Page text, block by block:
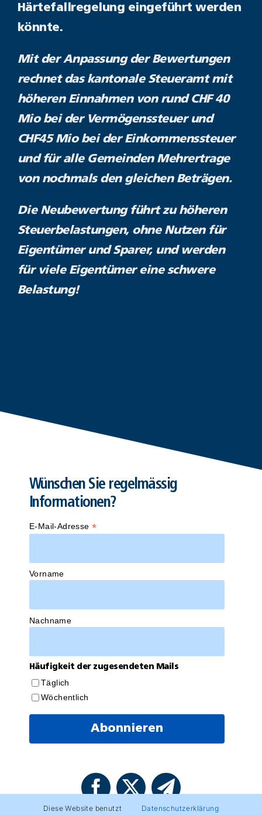
Härtefallregelung eingeführt werden
könnte.
Mit der Anpassung der Bewertungen
rechnet das kantonale Steueramt mit
höheren Einnahmen von rund CHF 40
Mio bei der Vermögenssteuer und
CHF45 Mio bei der Einkommenssteuer
und für alle Gemeinden Mehrertrage
von nochmals den gleichen Beträgen.
Die Neubewertung führt zu höheren
Steuerbelastungen, ohne Nutzen für
Eigentümer und Sparer, und werden
für viele Eigentümer eine schwere
Belastung!
Wünschen Sie regelmässig
Informationen?
E-Mail-Adresse*
Vorname
Nachname
Häufigkeit der zugesendeten Mails
Täglich
Wöchentlich
Diese Website benutzt Datenschutzerklärung